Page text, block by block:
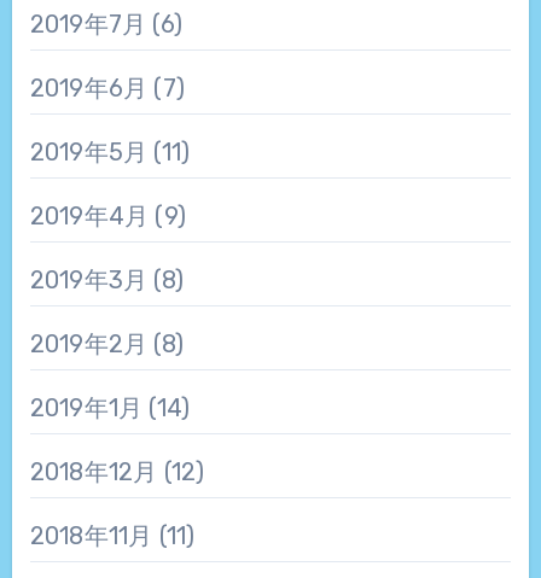
2019年7月 (6)
2019年6月 (7)
2019年5月 (11)
2019年4月 (9)
2019年3月 (8)
2019年2月 (8)
2019年1月 (14)
2018年12月 (12)
2018年11月 (11)